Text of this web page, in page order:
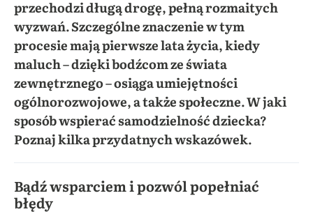
przechodzi długą drogę, pełną rozmaitych
wyzwań. Szczególne znaczenie w tym
procesie mają pierwsze lata życia, kiedy
maluch – dzięki bodźcom ze świata
zewnętrznego – osiąga umiejętności
ogólnorozwojowe, a także społeczne. W jaki
sposób wspierać samodzielność dziecka?
Poznaj kilka przydatnych wskazówek.
Bądź wsparciem i pozwól popełniać
błędy